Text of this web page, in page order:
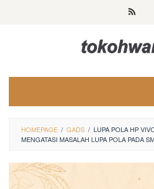
HOMEPAGE / GADS / LUPA POLA HP
MENGATASI MASALAH LUPA POLA PADA